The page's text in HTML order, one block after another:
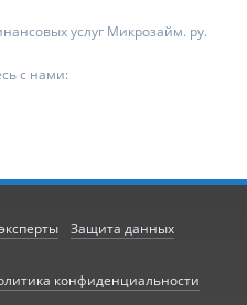
услуг Микрозайм. ру.
с нами:
Защита данных
конфиденциальности